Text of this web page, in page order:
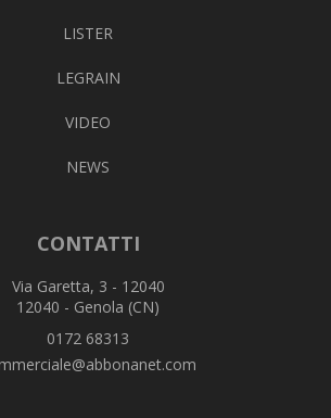
LISTER
LEGRAIN
VIDEO
NEWS
CONTATTI
Via Garetta, 3 - 12040
12040 - Genola (CN)
0172 68313